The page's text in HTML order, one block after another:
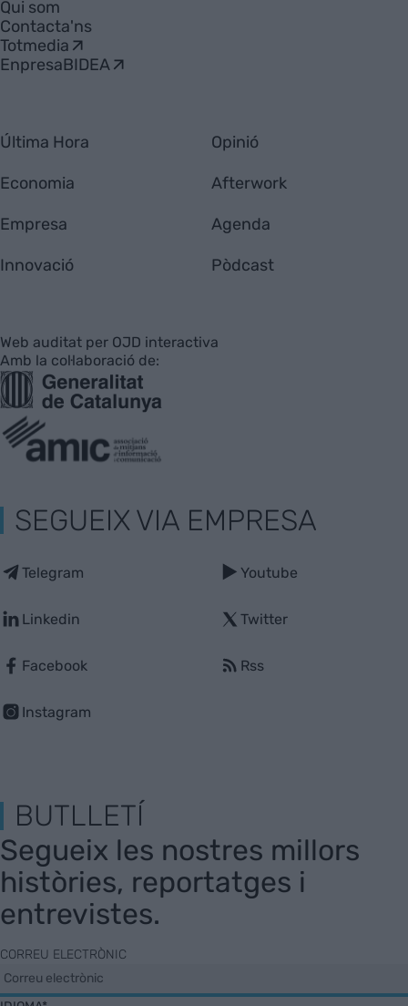
Qui som
Contacta'ns
Totmedia
EnpresaBIDEA
Última Hora
Economia
Empresa
Innovació
Opinió
Afterwork
Agenda
Pòdcast
Web auditat per OJD interactiva
Amb la col·laboració de:
SEGUEIX VIA EMPRESA
Telegram
Linkedin
Facebook
Instagram
Youtube
Twitter
Rss
BUTLLETÍ
Segueix les nostres millors
històries, reportatges i
entrevistes.
CORREU ELECTRÒNIC